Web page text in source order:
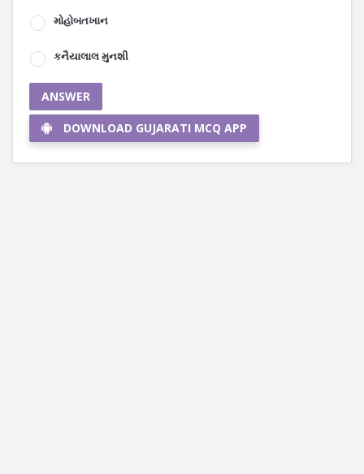
મોહોબતખાન
કનૈયાલાલ મુનશી
ANSWER
DOWNLOAD GUJARATI MCQ APP